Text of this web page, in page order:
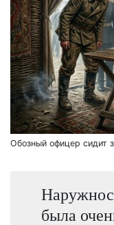
Обозный офицер сидит
была